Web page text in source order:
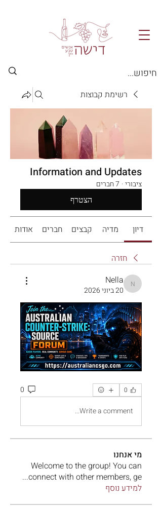
רשימת קבוצות
Information and Updates
ציבורי· 7 חברים
הצטרף
דיון מדיה קבצים חברים אודות
חזרה
Nella
Nella
20 ביוני 2026
0
0
Write a comment...
מי אנחנו
Welcome to the group! You can
connect with other members, ge
...
למידע נוסף